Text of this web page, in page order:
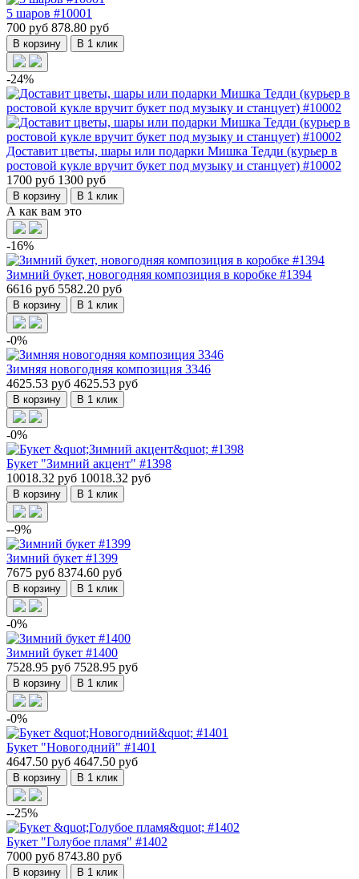
5 шаров #10001
700 руб 878.80 руб
В корзину В 1 клик
-24%
Доставит цветы, шары или подарки Мишка Тедди (курьер в
ростовой кукле вручит букет под музыку и станцует) #10002
1700 руб 1300 руб
В корзину В 1 клик
А как вам это
-16%
Зимний букет, новогодняя композиция в коробке #1394
6616 руб 5582.20 руб
В корзину В 1 клик
-0%
Зимняя новогодняя композиция 3346
4625.53 руб 4625.53 руб
В корзину В 1 клик
-0%
Букет "Зимний акцент" #1398
10018.32 руб 10018.32 руб
В корзину В 1 клик
--9%
Зимний букет #1399
7675 руб 8374.60 руб
В корзину В 1 клик
-0%
Зимний букет #1400
7528.95 руб 7528.95 руб
В корзину В 1 клик
-0%
Букет "Новогодний" #1401
4647.50 руб 4647.50 руб
В корзину В 1 клик
--25%
Букет "Голубое пламя" #1402
7000 руб 8743.80 руб
В корзину В 1 клик